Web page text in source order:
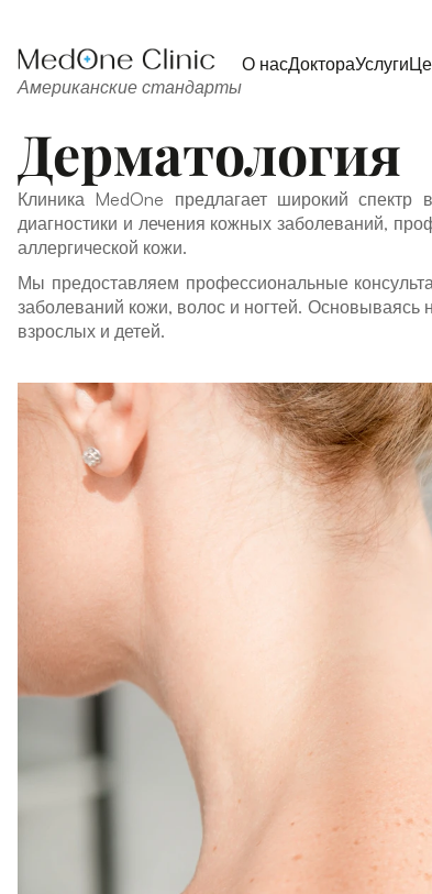
Американские стандарты
О насДоктораУслуги
Дерматология
Клиника MedOne предлагает широкий спектр
диагностики и лечения кожных заболеваний,
аллергической кожи.
Мы предоставляем профессиональные
заболеваний кожи, волос и ногтей.
взрослых и детей.